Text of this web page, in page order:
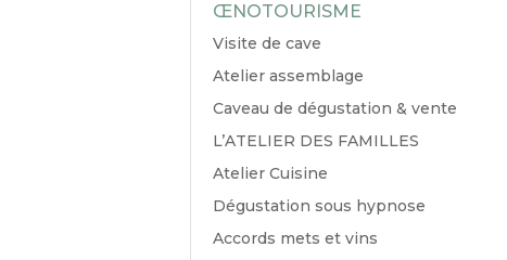
ŒNOTOURISME
Visite de cave
Atelier assemblage
Caveau de dégustation & vente
L’ATELIER DES FAMILLES
Atelier Cuisine
Dégustation sous hypnose
Accords mets et vins